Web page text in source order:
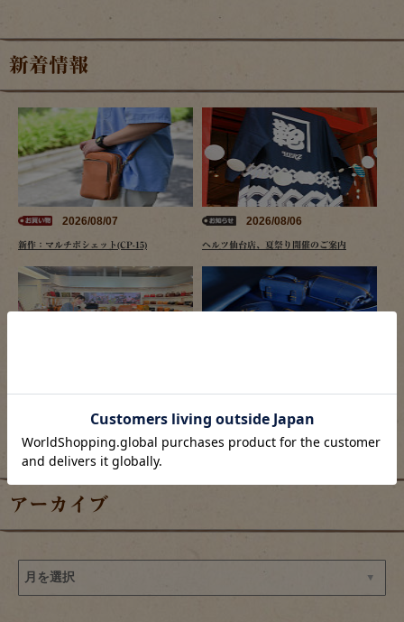
新着情報
2026/08/07
新作：マルチポシェット(CP-15)
2026/08/06
ヘルツ仙台店、夏祭り開催のご案内
テム販売開始
アーカイブ